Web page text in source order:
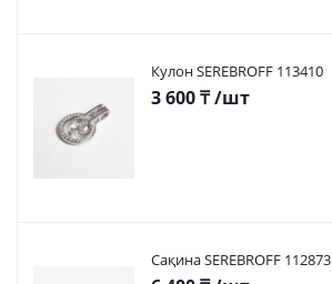
Кулон SEREBROFF 113410
3 600₸/шт
Сақина SEREBROFF 112873